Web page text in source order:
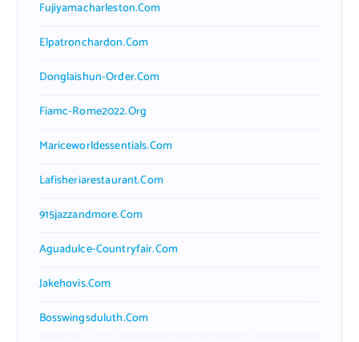
Fujiyamacharleston.com
Elpatronchardon.com
Donglaishun-Order.com
Fiamc-Rome2022.org
Mariceworldessentials.com
Lafisheriarestaurant.com
915jazzandmore.com
Aguadulce-Countryfair.com
Jakehovis.com
Bosswingsduluth.com